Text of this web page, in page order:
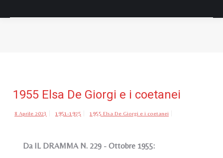
1955 Elsa De Giorgi e i coetanei
8 Aprile 2023 1951-1975 1955 Elsa De Giorgi e i coetanei
Da IL DRAMMA N. 229 - Ottobre 1955: